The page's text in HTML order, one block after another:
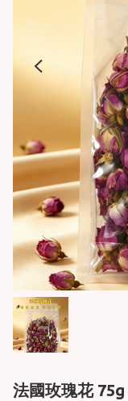
法國玫瑰花 75g